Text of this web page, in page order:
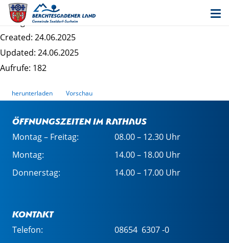
2025-09_Erz-Stephan
Dateigrösse: 294.93 KB
Created: 24.06.2025
Updated: 24.06.2025
Aufrufe: 182
herunterladen Vorschau
Öffnungszeiten im Rathaus
Montag – Freitag:
08.00 – 12.30 Uhr
Montag:
14.00 – 18.00 Uhr
Donnerstag:
14.00 – 17.00 Uhr
Kontakt
Telefon: 08654 6307 -0